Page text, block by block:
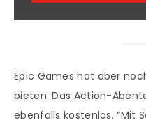
Epic Games hat aber
bieten. Das Action-
ebenfalls kostenlos. “Mit